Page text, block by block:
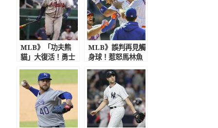
MLB》「功夫熊
貓」大復活！勇士
勝轟建功
MLB》誤判再見觸
身球！惹怒馬林魚
意伸肘